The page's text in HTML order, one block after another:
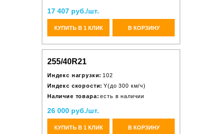
17 407 руб./шт.
КУПИТЬ В 1 КЛИК В КОРЗИНУ
255/40R21
Индекс нагрузки: 102
Индекс скорости: Y(до 300 км/ч)
Наличие товара: есть в наличии
26 000 руб./шт.
КУПИТЬ В 1 КЛИК В КОРЗИНУ